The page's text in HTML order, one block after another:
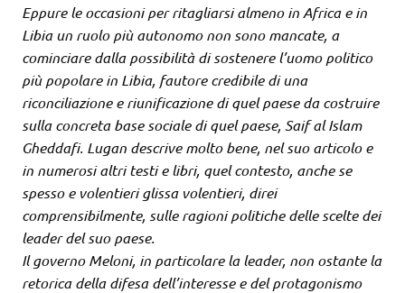
Eppure le occasioni per ritagliarsi almeno in Africa e in
Libia un ruolo più autonomo non sono mancate, a
cominciare dalla possibilità di sostenere l’uomo politico
più popolare in Libia, fautore credibile di una
riconciliazione e riunificazione di quel paese da costruire
sulla concreta base sociale di quel paese, Saif al Islam
Gheddafi. Lugan descrive molto bene, nel suo articolo e
in numerosi altri testi e libri, quel contesto, anche se
spesso e volentieri glissa volentieri, direi
comprensibilmente, sulle ragioni politiche delle scelte dei
leader del suo paese.
Il governo Meloni, in particolare la leader, non ostante la
retorica della difesa dell’interesse e del protagonismo